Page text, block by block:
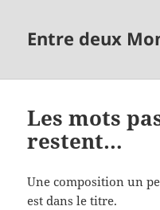
Entre deux
Les mots
restent…
Une composition un
est dans le titre.